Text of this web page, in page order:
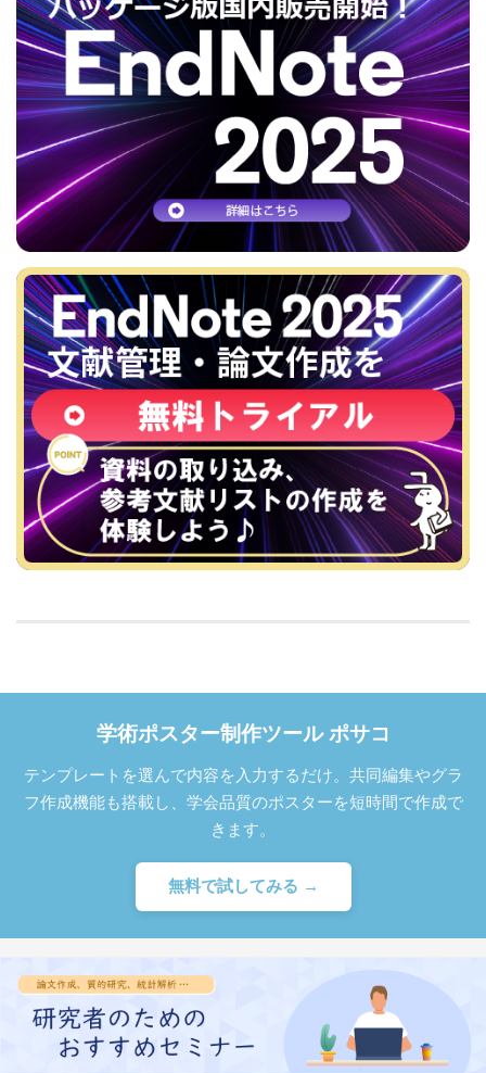
学術ポスター制作ツール ポサコ
テンプレートを選んで内容を入力するだけ。共同編集やグラ
フ作成機能も搭載し、学会品質のポスターを短時間で作成で
きます。
無料で試してみる →